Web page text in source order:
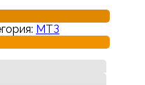
МТЗ